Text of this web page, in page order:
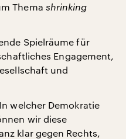
Thema shrinking
Spielräume für
Engagement,
und
welcher Demokratie
wir diese
klar gegen Rechts,